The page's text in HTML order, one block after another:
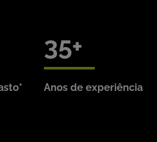
35
Anos de experiência